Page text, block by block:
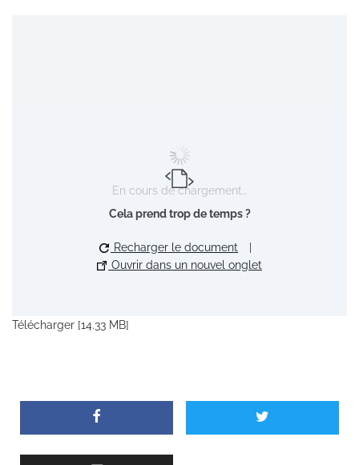
En cours de chargement…
Cela prend trop de temps ?
Recharger le document
Ouvrir dans un nouvel onglet
Télécharger [14.33 MB]